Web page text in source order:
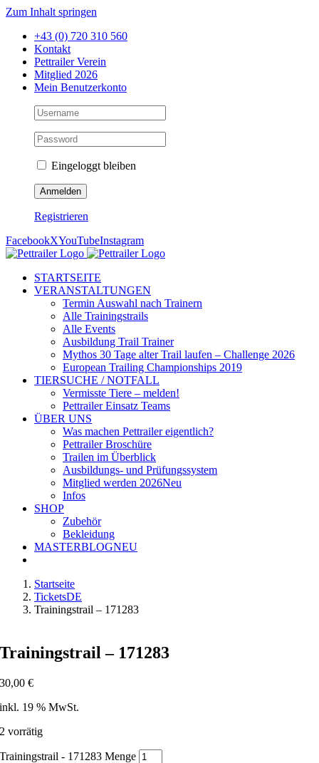
Zum Inhalt springen
+43 (0) 720 310 560
Kontakt
Pettrailer Verein
Mitglied 2026
Mein Benutzerkonto
Eingeloggt bleiben
Registrieren
FacebookXYouTubeInstagram
STARTSEITE
VERANSTALTUNGEN
Termin Auswahl nach Trainern
Alle Trainingstrails
Alle Events
Ausbildung Trail Trainer
Mythos 30 Tage alter Trail laufen – Challenge 2026
European Trailing Championships 2019
TIERSUCHE / NOTFALL
Vermisste Tiere – melden!
Pettrailer Einsatz Teams
ÜBER UNS
Was machen Pettrailer eigentlich?
Pettrailer Broschüre
Trailen im Überblick
Ausbildungs- und Prüfungssystem
Mitglied werden 2026Neu
Infos
SHOP
Zubehör
Bekleidung
MASTERBLOGNEU
Startseite
TicketsDE
Trainingstrail – 171283
Trainingstrail – 171283
30,00€
inkl. 19 % MwSt.
2 vorrätig
Trainingstrail - 171283 Menge